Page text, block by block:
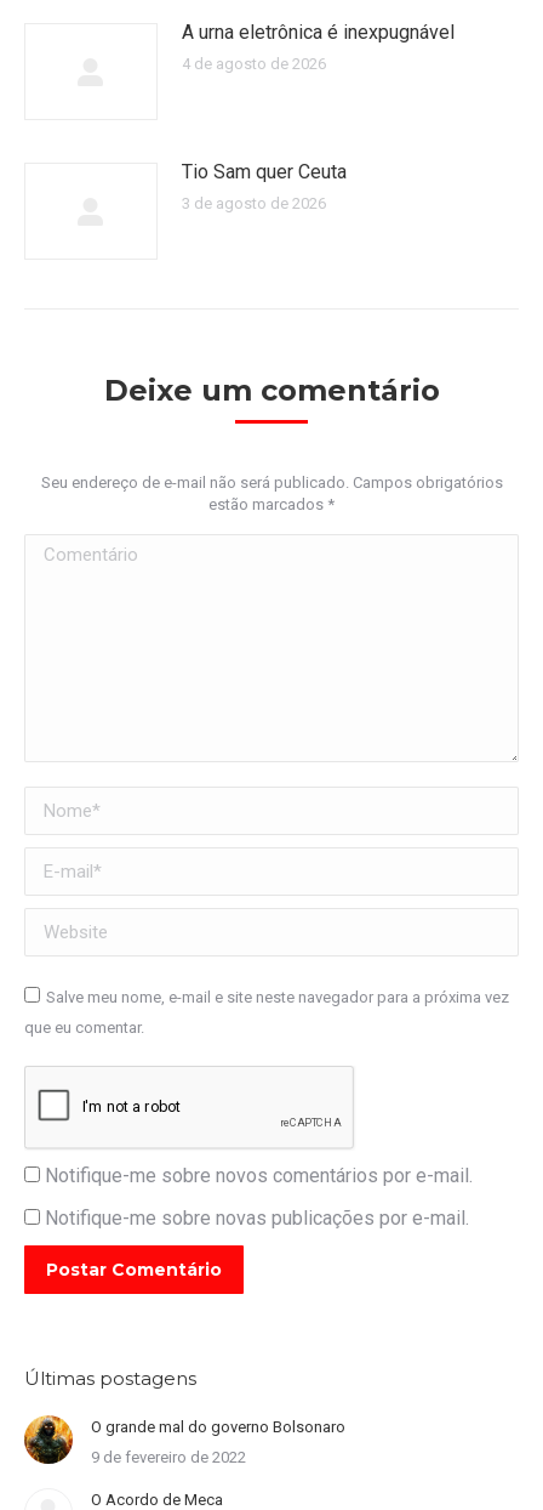
A urna eletrônica é inexpugnável
4 de agosto de 2026
Tio Sam quer Ceuta
3 de agosto de 2026
Deixe um comentário
Seu endereço de e-mail não será publicado. Campos obrigatórios
estão marcados *
Comentário
Nome *
E-mail *
Website
Salve meu nome, e-mail e site neste navegador para a próxima vez
que eu comentar.
Notifique-me sobre novos comentários por e-mail.
Notifique-me sobre novas publicações por e-mail.
Postar Comentário
Últimas postagens
O grande mal do governo Bolsonaro
9 de fevereiro de 2022
O Acordo de Meca